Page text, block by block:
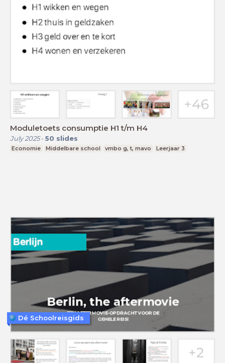
Moduletoets consumptie H1 t/m H4
July 2025- 50 slides
Economie Middelbare school vmbo g, t, mavo Leerjaar 3
Dé Schoolreisgids